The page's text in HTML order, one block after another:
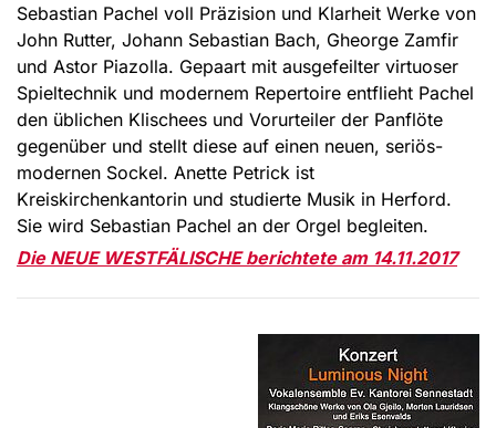
Sebastian Pachel voll Präzision und Klarheit Werke von
John Rutter, Johann Sebastian Bach, Gheorge Zamfir
und Astor Piazolla. Gepaart mit ausgefeilter virtuoser
Spieltechnik und modernem Repertoire entflieht Pachel
den üblichen Klischees und Vorurteiler der Panflöte
gegenüber und stellt diese auf einen neuen, seriös-
modernen Sockel. Anette Petrick ist
Kreiskirchenkantorin und studierte Musik in Herford.
Sie wird Sebastian Pachel an der Orgel begleiten.
Die NEUE WESTFÄLISCHE berichtete am 14.11.2017